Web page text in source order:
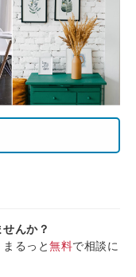
んか？
まるっと無料で相談に